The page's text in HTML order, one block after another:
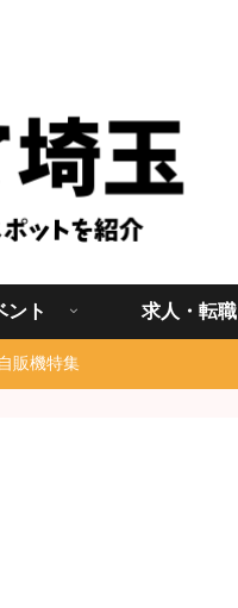
ント 求人・転職
販機特集